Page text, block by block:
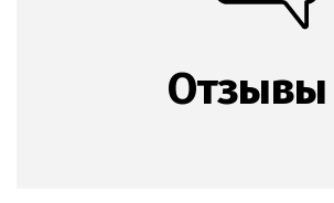
Отзывы